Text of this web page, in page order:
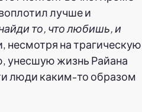
лучше и
то, что любишь, и
несмотря на трагическую
унесшую жизнь Райана
люди каким-то образом